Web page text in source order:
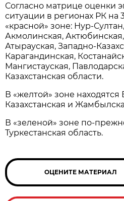
Согласно матрице оценки
ситуации в регионах РК на
«красной» зоне: Нур-
Акмолинская,
Атырауская, Западно-
Карагандинская,
Мангистауская,
Казахстанская области.
В «желтой» зоне находятся
Казахстанская и
В «зеленой» зоне по-
Туркестанская область.
ОЦЕНИТЕ МАТЕРИАЛ